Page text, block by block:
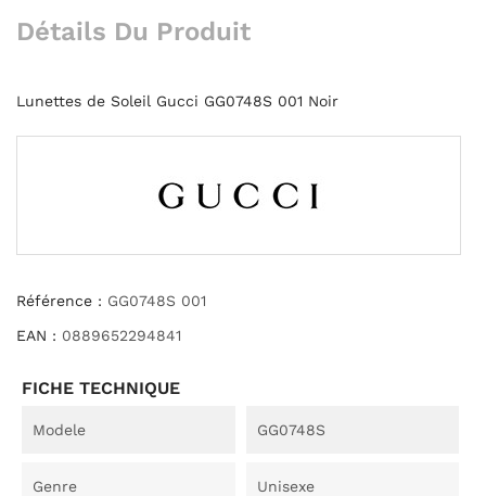
Détails Du Produit
Lunettes de Soleil Gucci GG0748S 001 Noir
Référence : GG0748S 001
EAN : 0889652294841
FICHE TECHNIQUE
Modele GG0748S
Genre Unisexe